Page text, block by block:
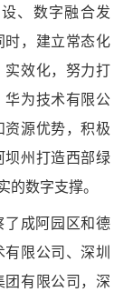
、数字融合发
时，建立常态化
实效化，努力打
华为技术有限公
资源优势，积极
坝州打造西部绿
的数字支撑。
了成阿园区和德
限公司、深圳
有限公司，深